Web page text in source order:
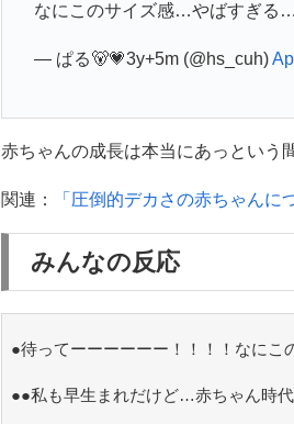
なにこのサイズ感…やばすぎる…
— ぱる🐻💗3y+5m (@hs_cuh)
赤ちゃんの成長は本当にあっという
関連： 「圧倒的デカさの赤ちゃん
みんなの反応
●待ってーーーーーー！！！！なに
●●私も早生まれだけど…赤ちゃん時